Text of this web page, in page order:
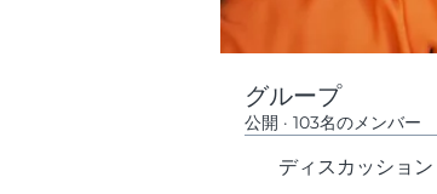
グループ
公開 · 103名のメンバー
ディスカッション